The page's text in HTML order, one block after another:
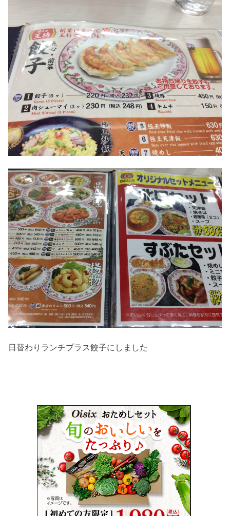
日替わりランチプラス餃子にしました